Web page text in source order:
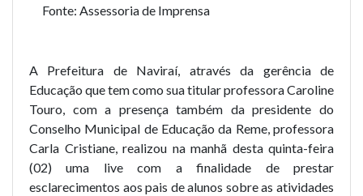
Fonte: Assessoria de Imprensa
A Prefeitura de Naviraí, através da gerência de
Educação que tem como sua titular professora Caroline
Touro, com a presença também da presidente do
Conselho Municipal de Educação da Reme, professora
Carla Cristiane, realizou na manhã desta quinta-feira
(02) uma live com a finalidade de prestar
esclarecimentos aos pais de alunos sobre as atividades